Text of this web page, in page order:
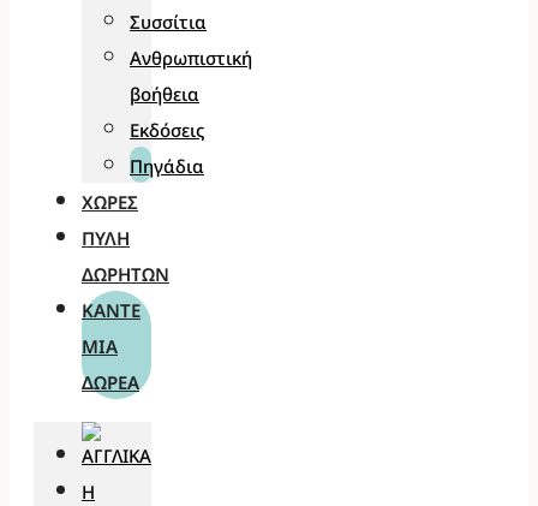
Συσσίτια
Ανθρωπιστική
βοήθεια
Εκδόσεις
Πηγάδια
ΧΏΡΕΣ
ΠΎΛΗ
ΔΩΡΗΤΏΝ
ΚΆΝΤΕ
ΜΊΑ
ΔΩΡΕΆ
Η